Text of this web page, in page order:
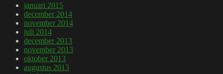
januari 2015
december 2014
november 2014
juli 2014
december 2013
november 2013
oktober 2013
augustus 2013